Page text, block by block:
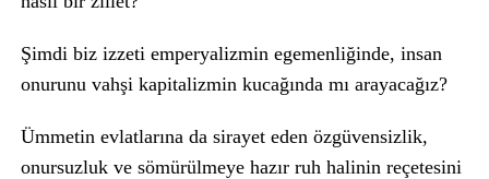
Şimdi biz izzeti emperyalizmin egemenliğinde, insan
onurunu vahşi kapitalizmin kucağında mı arayacağız?
Ümmetin evlatlarına da sirayet eden özgüvensizlik,
onursuzluk ve sömürülmeye hazır ruh halinin reçetesini